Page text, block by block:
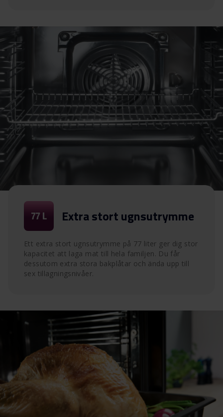
Extra stort ugnsutrymme
Ett extra stort ugnsutrymme på 77 liter ger dig stor
kapacitet att laga mat till hela familjen. Du får
dessutom extra stora bakplåtar och ända upp till
sex tillagningsnivåer.